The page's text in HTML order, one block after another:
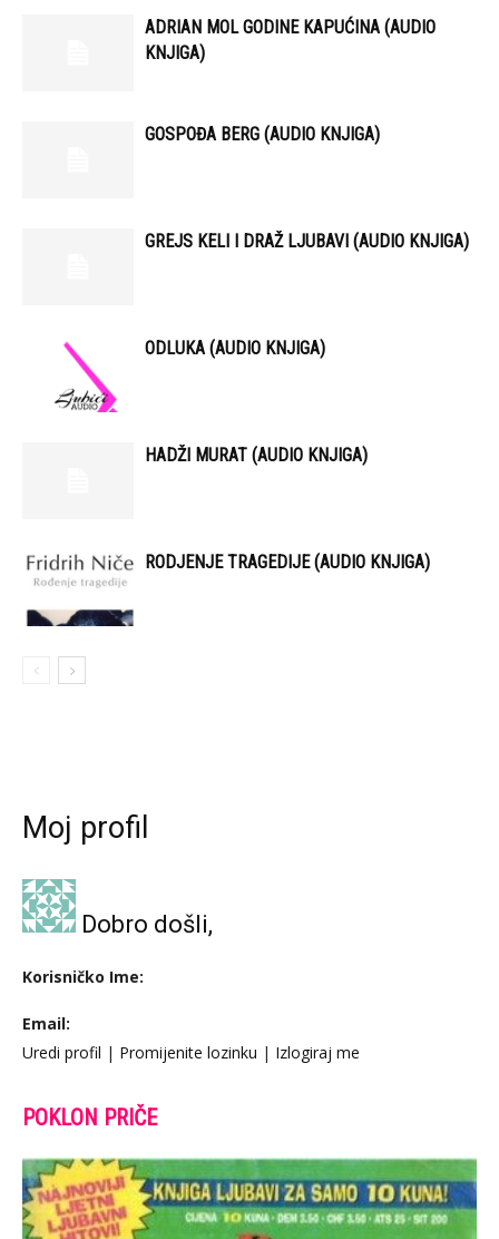
ADRIAN MOL GODINE KAPUĆINA (AUDIO
KNJIGA)
GOSPOĐA BERG (AUDIO KNJIGA)
GREJS KELI I DRAŽ LJUBAVI (AUDIO KNJIGA)
ODLUKA (AUDIO KNJIGA)
HADŽI MURAT (AUDIO KNJIGA)
RODJENJE TRAGEDIJE (AUDIO KNJIGA)
Moj profil
Dobro došli,
Korisničko Ime:
Email:
Uredi profil | Promijenite lozinku | Izlogiraj me
POKLON PRIČE